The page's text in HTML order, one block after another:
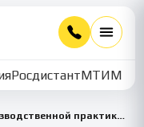
РосдистантМТИММУ
Отчет о производственной практике в магазине «Магнит»